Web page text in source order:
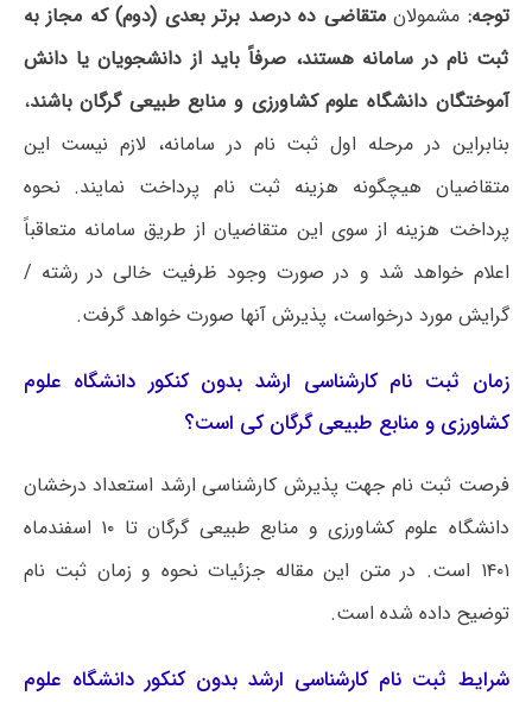
توجه: مشمولانمتقاضی ده درصد برتر بعدی (دوم) که مجاز به
ثبت نام در سامانه هستند، صرفاً باید از دانشجویان یا دانش
آموختگان دانشگاه علوم کشاورزی و منابع طبیعی گرگان باشند،
بنابراین در مرحله­ اول ثبت نام در سامانه، لازم نیست این
متقاضیان هیچگونه هزینه ثبت نام پرداخت نمایند. نحوه
پرداخت هزینه از سوی این متقاضیان از طریق سامانه متعاقباً
اعلام خواهد شد و در صورت وجود ظرفیت خالی در رشته /
گرایش مورد درخواست، پذیرش آنها صورت خواهد گرفت.
زمان ثبت نام کارشناسی ارشد بدون کنکور دانشگاه علوم
کشاورزی و منابع طبیعی گرگان کی است؟
فرصت ثبت نام جهت پذیرش کارشناسی ارشد استعداد درخشان
دانشگاه علوم کشاورزی و منابع طبیعی گرگان تا ۱۰ اسفند­ماه
۱۴۰۱ است. در متن این مقاله جزئیات نحوه و زمان ثبت نام
توضیح داده شده است.
شرایط ثبت نام کارشناسی ارشد بدون کنکور دانشگاه علوم